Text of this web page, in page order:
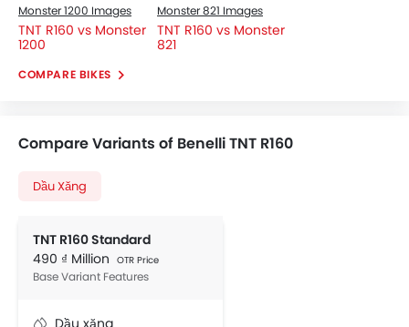
Monster 1200 Images
TNT R160 vs Monster
1200
Monster 821 Images
TNT R160 vs Monster
821
COMPARE BIKES
Compare Variants of Benelli TNT R160
Dầu Xăng
TNT R160 Standard
490 ₫ Million OTR Price
Base Variant Features
Dầu xăng